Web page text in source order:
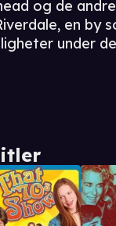
og de
en by
under